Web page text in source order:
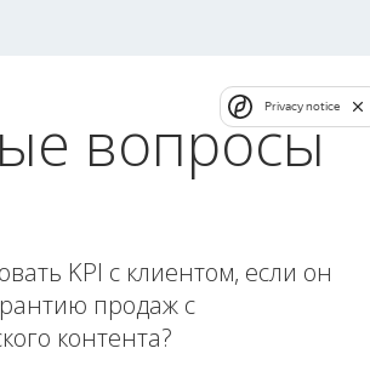
вопросы
KPI с клиентом, если он
продаж с
контента?
Privacy notice